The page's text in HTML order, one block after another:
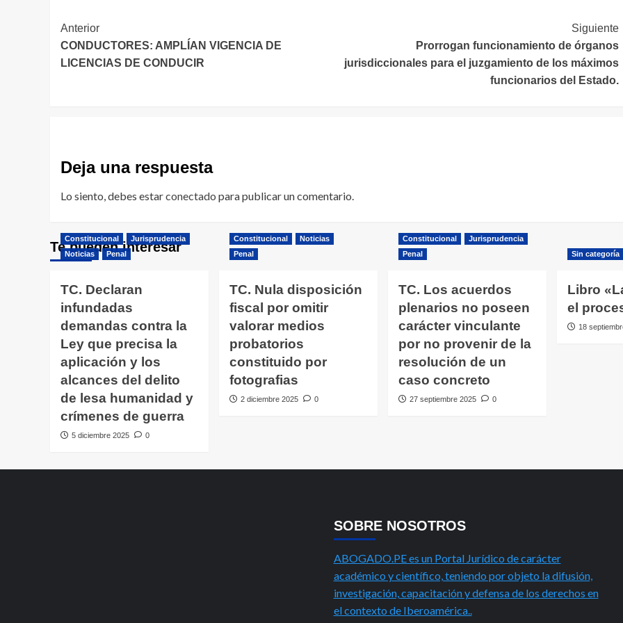
Navegación
de
Anterior
CONDUCTORES: AMPLÍAN VIGENCIA DE
LICENCIAS DE CONDUCIR
Siguiente
Prorrogan funcionamiento de órganos
jurisdiccionales para el juzgamiento de los máximos
funcionarios del Estado.
Deja una respuesta
Lo siento, debes estarconectado para publicar un comentario.
Te pueden interesar
Constitucional
Jurisprudencia
Noticias
Penal
TC. Declaran
infundadas
demandas contra la
Ley que precisa la
aplicación y los
alcances del delito
de lesa humanidad y
crímenes de guerra
5 diciembre 2025 0
Constitucional
Noticias
Penal
TC. Nula disposición
fiscal por omitir
valorar medios
probatorios
constituido por
fotografias
2 diciembre 2025 0
Constitucional
Jurisprudencia
Penal
TC. Los acuerdos
plenarios no poseen
carácter vinculante
por no provenir de la
resolución de un
caso concreto
27 septiembre 2025 0
Sin categoría
Libro
el
18
SOBRE NOSOTROS
ABOGADO.PE es un Portal Jurídico de carácter
académico y científico, teniendo por objeto la difusión,
investigación, capacitación y defensa de los derechos en
el contexto de Iberoamérica..